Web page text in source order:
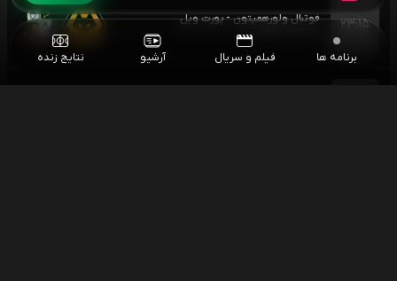
۲۳:۱۵ فوتبال ولورهمپتون - پورت ویل
جام اتحادیه انگلیس
برنامه ها فیلم و سریال آرشیو نتایج زنده